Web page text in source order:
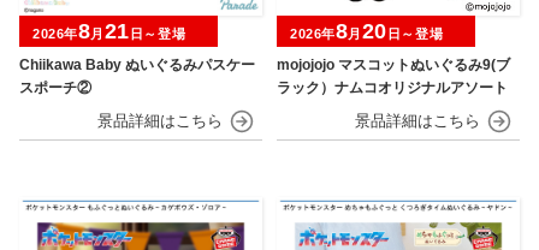
Chiikawa Baby ぬいぐるみパスケー
スポーチ②
2026年8月 21 日～登場
mojojojo マスコットぬいぐるみ9(ブ
ラック）ナムコオリジナルアソート
2026年8月 20 日～登場